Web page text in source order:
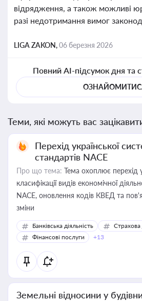
відрядження, а також можливі
разі недотримання вимог
LIGA ZAKON,06 березня 2026
Повний AI-підсумок дня та
Теми, які можуть вас
Перехід української
стандартів NACE
Про що тема: Тема охоплює перехід
класифікації видів економічної
NACE, оновлення кодів КВЕД та
зміни
Банківська діяльність
Страхова
Фінансові послуги
+13
Земельні відносини у